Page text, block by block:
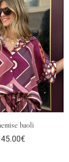
baoli
45.00€